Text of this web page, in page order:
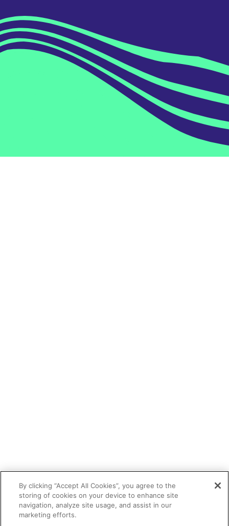
By clicking “Accept All Cookies”, you agree to the
storing of cookies on your device to enhance site
navigation, analyze site usage, and assist in our
marketing efforts.